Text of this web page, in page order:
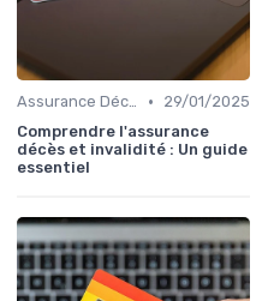
Assurance Décès •
29/01/2025
Comprendre l'assurance
décès et invalidité : Un guide
essentiel